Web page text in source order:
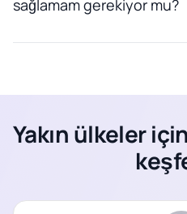
sağlamam gerekiyor mu?
Yakın ülkeler